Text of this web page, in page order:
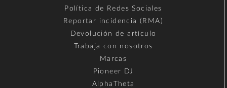
Política de Redes Sociales
Reportar incidencia (RMA)
Devolución de artículo
Trabaja con nosotros
Marcas
Pioneer DJ
AlphaTheta